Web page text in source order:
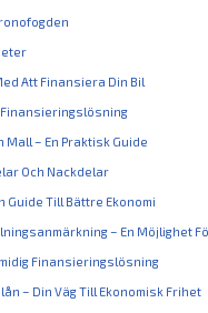
Att Finansiera Din Bil
Finansieringslösning
Mall – En Praktisk Guide
Och Nackdelar
Guide Till Bättre Ekonomi
– En Möjlighet
Finansieringslösning
– Din Väg Till Ekonomisk Frihet